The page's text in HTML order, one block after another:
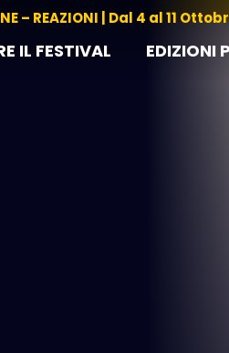
– REAZIONI | Dal 4 al 11
IL FESTIVAL EDIZIONI